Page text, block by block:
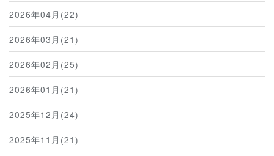
2026年04月(22)
2026年03月(21)
2026年02月(25)
2026年01月(21)
2025年12月(24)
2025年11月(21)